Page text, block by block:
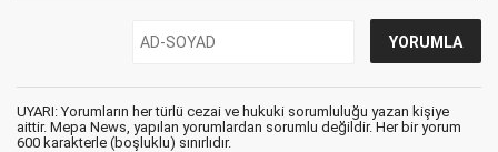
UYARI: Yorumların her türlü cezai ve hukuki sorumluluğu yazan kişiye
aittir. Mepa News, yapılan yorumlardan sorumlu değildir. Her bir yorum
600 karakterle (boşluklu) sınırlıdır.